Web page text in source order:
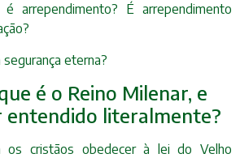
arrependimento? É arrependimento
segurança eterna?
é o Reino Milenar, e
entendido literalmente?
os cristãos obedecer à lei do Velho